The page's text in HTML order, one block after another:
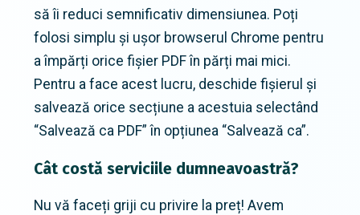
să îi reduci semnificativ dimensiunea. Poți
folosi simplu și ușor browserul Chrome pentru
a împărți orice fișier PDF în părți mai mici.
Pentru a face acest lucru, deschide fișierul și
salvează orice secțiune a acestuia selectând
“Salvează ca PDF” în opțiunea “Salvează ca”.
Cât costă serviciile dumneavoastră?
Nu vă faceți griji cu privire la preț! Avem